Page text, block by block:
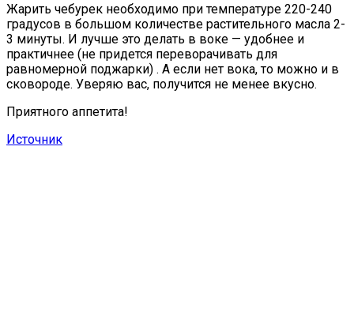
Жарить чебурек необходимо при температуре 220-240
градусов в большом количестве растительного масла 2-
3 минуты. И лучше это делать в воке — удобнее и
практичнее (не придется переворачивать для
равномерной поджарки) . А если нет вока, то можно и в
сковороде. Уверяю вас, получится не менее вкусно.
Приятного аппетита!
Источник